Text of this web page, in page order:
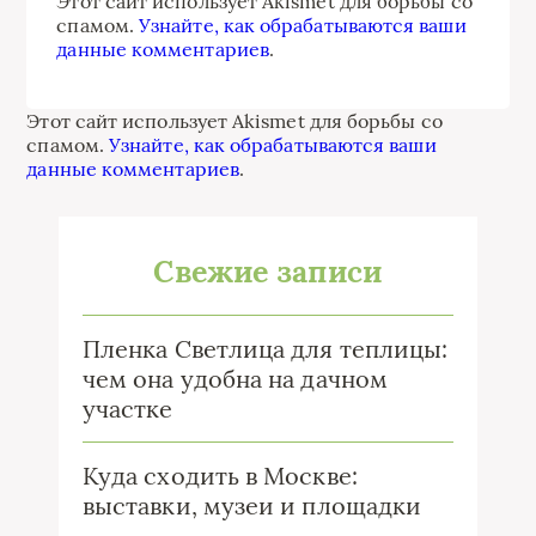
спамом.Узнайте, как обрабатываются ваши
данные комментариев.
Этот сайт использует Akismet для борьбы со
спамом.Узнайте, как обрабатываются ваши
данные комментариев.
Свежие записи
Пленка Светлица для теплицы:
чем она удобна на дачном
участке
Куда сходить в Москве:
выставки, музеи и площадки